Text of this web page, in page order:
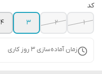
کد
۱
۲ ۳ ۴
زمان آماده‌سازی 3 روز کاری